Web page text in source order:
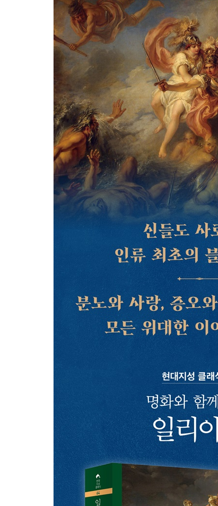
제24권 헥토르의 장례
해설 | 박문재
그리스군과 트로이아군 편성
고대 그리스와 아나톨리아반도 지도
주요 인명
주요 신명